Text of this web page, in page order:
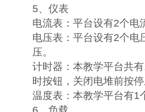
5、仪表
电流表：平台设有2个电
电压表：平台设有2个电
压。
计时器：本教学平台共
时按钮，关闭电堆前按
温度表：本教学平台有1